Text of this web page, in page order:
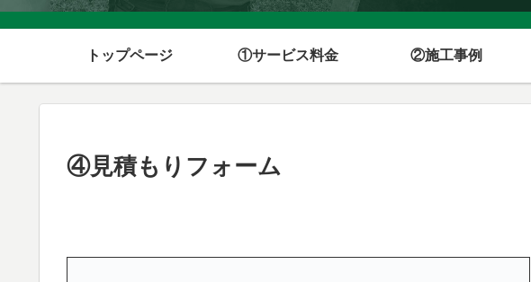
トップページ ①サービス料金 ②施工事例
④見積もりフォーム